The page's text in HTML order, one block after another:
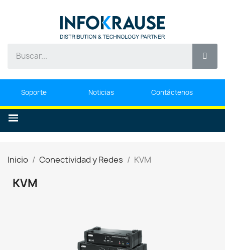
Soporte Noticias Contáctenos
Inicio Conectividad y Redes KVM
KVM